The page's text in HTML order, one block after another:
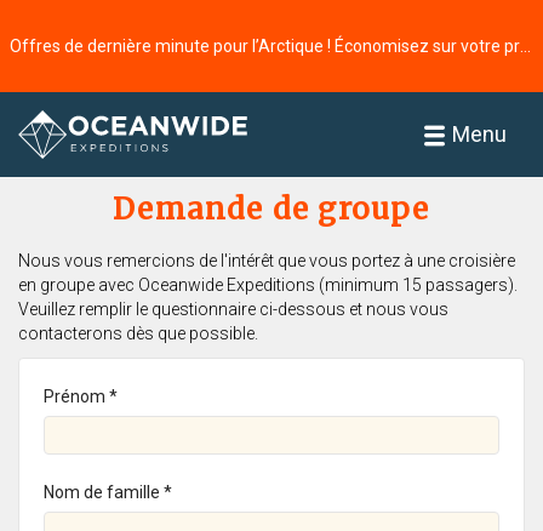
Menu
Accueil
Demande de groupe
Nous vous remercions de l'intérêt que vous portez à une croisière
en groupe avec Oceanwide Expeditions (minimum 15 passagers).
Veuillez remplir le questionnaire ci-dessous et nous vous
contacterons dès que possible.
Prénom *
Nom de famille *